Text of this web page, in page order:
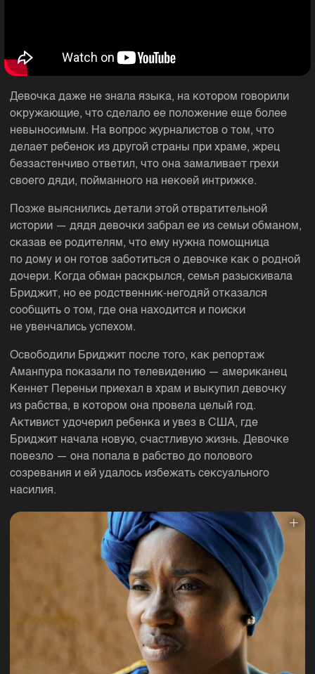
Девочка даже не знала языка, на котором говорили
окружающие, что сделало ее положение еще более
невыносимым. На вопрос журналистов о том, что
делает ребенок из другой страны при храме, жрец
беззастенчиво ответил, что она замаливает грехи
своего дяди, пойманного на некоей интрижке.
Позже выяснились детали этой отвратительной
истории — дядя девочки забрал ее из семьи обманом,
сказав ее родителям, что ему нужна помощница
по дому и он готов заботиться о девочке как о родной
дочери. Когда обман раскрылся, семья разыскивала
Бриджит, но ее родственник-негодяй отказался
сообщить о том, где она находится и поиски
не увенчались успехом.
Освободили Бриджит после того, как репортаж
Аманпура показали по телевидению — американец
Кеннет Переньи приехал в храм и выкупил девочку
из рабства, в котором она провела целый год.
Активист удочерил ребенка и увез в США, где
Бриджит начала новую, счастливую жизнь. Девочке
повезло — она попала в рабство до полового
созревания и ей удалось избежать сексуального
насилия.